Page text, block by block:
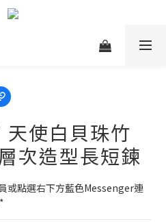
使白貝珠竹
次造型長短鍊
或點選右下方藍色Messenger連